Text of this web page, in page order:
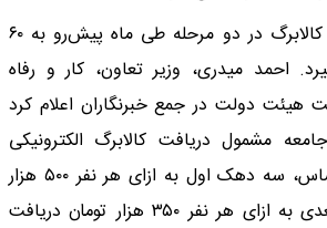
بر اساس اعلام دولت، کالابرگ در دو مرحله طی ماه پیش‌رو به ۶۰
احمد میدری، وزیر تعاون، کار و رفاه
دولت در جمع خبرنگاران اعلام کرد
مشمول دریافت کالابرگ الکترونیکی
خواهند شد. بر این اساس، سه دهک اول به ازای هر نفر ۵۰۰ هزار
تومان و چهار دهک بعدی به ازای هر نفر ۳۵۰ هزار تومان دریافت